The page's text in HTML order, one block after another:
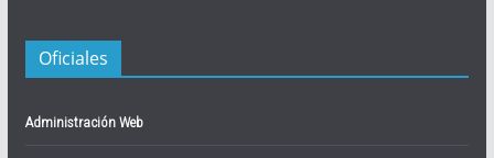
Oficiales
Administración Web